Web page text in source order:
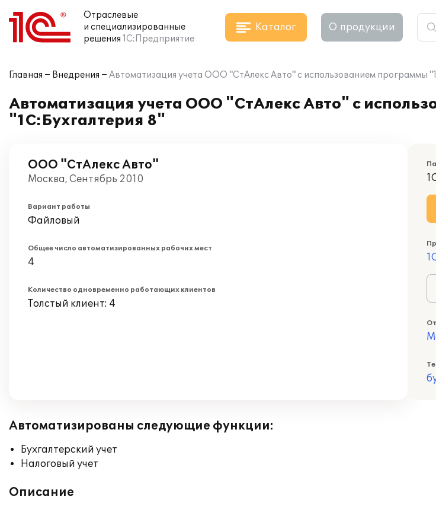
Отраслевые
и специализированные
решения 1С:Предприятие
Каталог О продукции
Главная Внедрения Автоматизация учета ООО "СтАлекс Авто" с использованием программы
Автоматизация учета ООО "СтАлекс Авто" с
"1С:Бухгалтерия 8"
ООО "СтАлекс Авто"
Москва, Сентябрь 2010
Вариант работы
Файловый
Общее число автоматизированных рабочих мест
4
Количество одновременно работающих клиентов
Толстый клиент: 4
Автоматизированы следующие функции:
Бухгалтерский учет
Налоговый учет
Описание